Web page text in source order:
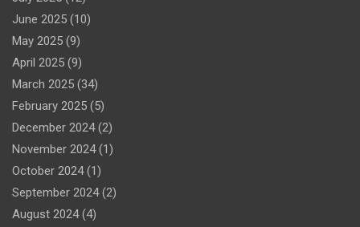
June 2025 (10)
May 2025 (9)
April 2025 (9)
March 2025 (34)
February 2025 (5)
December 2024(2)
November 2024(1)
October 2024(1)
September 2024(2)
August 2024(4)